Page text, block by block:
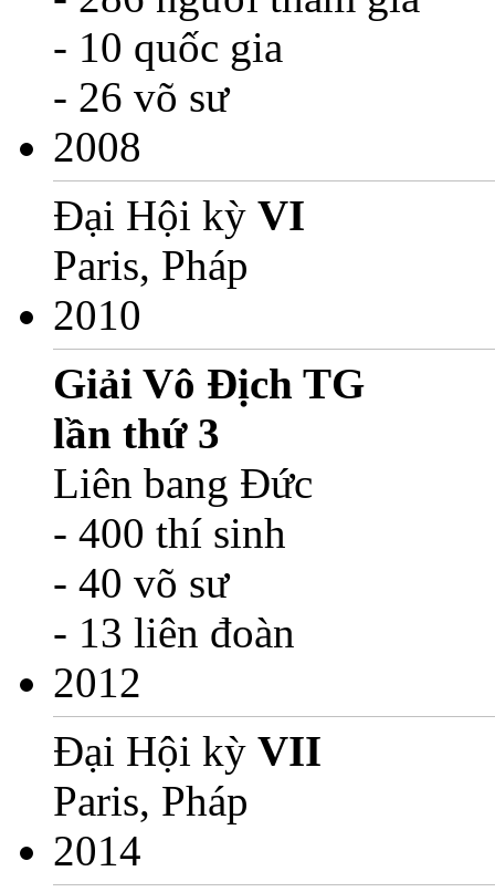
- 10 quốc gia
- 26 võ sư
2008
Đại Hội kỳ VI
Paris, Pháp
2010
Giải Vô Địch TG
lần thứ 3
Liên bang Đức
- 400 thí sinh
- 40 võ sư
- 13 liên đoàn
2012
Đại Hội kỳ VII
Paris, Pháp
2014